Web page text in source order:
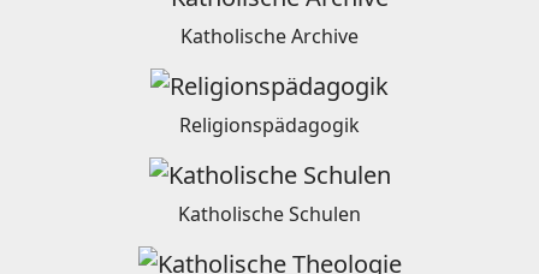
Katholische Archive
Religionspädagogik
Katholische Schulen